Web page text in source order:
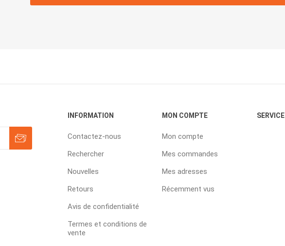
INFORMATION
Contactez-nous
Rechercher
Nouvelles
Retours
Avis de confidentialité
Termes et conditions de
vente
MON COMPTE
Mon compte
Mes commandes
Mes adresses
Récemment vus